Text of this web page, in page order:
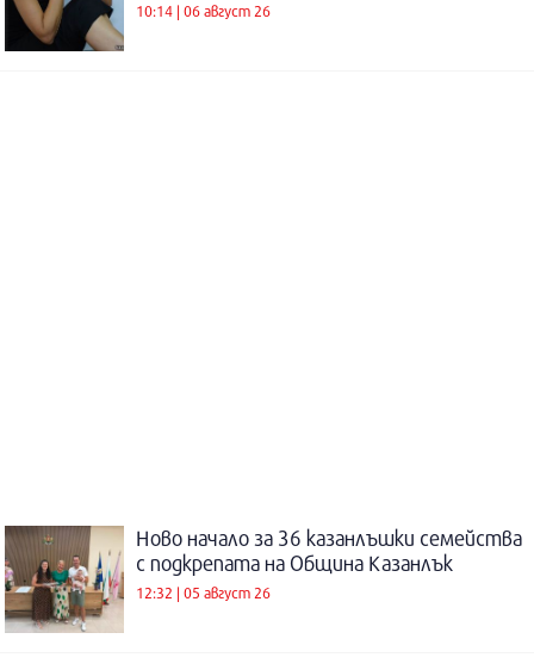
10:14 | 06 август 26
Ново начало за 36 казанлъшки семейства
с подкрепата на Община Казанлък
12:32 | 05 август 26